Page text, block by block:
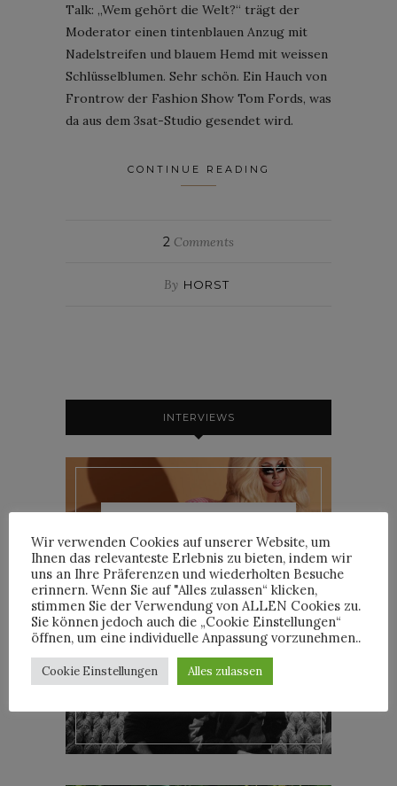
Talk: „Wem gehört die Welt?“ trägt der
Moderator einen tintenblauen Anzug mit
Nadelstreifen und blauem Hemd mit weissen
Schlüsselblumen. Sehr schön. Ein Hauch von
Frontrow der Fashion Show Tom Fords, was
da aus dem 3sat-Studio gesendet wird.
CONTINUE READING
2 Comments
By HORST
INTERVIEWS
TRIXIE MATTEL IM
YOANN LEMOINE AKA
Wir verwenden Cookies auf unserer Website, um
Ihnen das relevanteste Erlebnis zu bieten, indem wir
uns an Ihre Präferenzen und wiederholten Besuche
erinnern. Wenn Sie auf "Alles zulassen“ klicken,
stimmen Sie der Verwendung von ALLEN Cookies zu.
Sie können jedoch auch die „Cookie Einstellungen“
öffnen, um eine individuelle Anpassung vorzunehmen..
Cookie Einstellungen Alles zulassen